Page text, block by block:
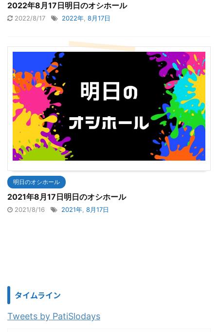
2022年8月17日明日のオシホール
2022/8/17 2022年 8月17日
明日のオシホール
2021年8月17日明日のオシホール
2021/8/16 2021年 8月17日
タイムライン
Tweets by PatiSlodays